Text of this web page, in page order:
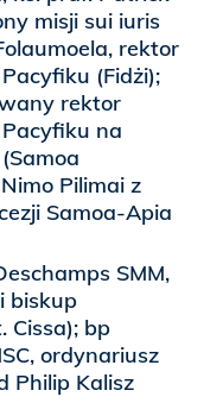
misji sui iuris
rektor
(Fidżi);
rektor
na
Pilimai z
Samoa-Apia
SMM,
biskup
Cissa); bp
ordynariusz
Philip Kalisz